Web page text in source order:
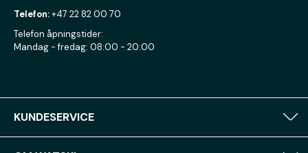
Telefon:+47 22 82 00 70
Telefon åpningstider:
Mandag - fredag: 08:00 - 20:00
KUNDESERVICE